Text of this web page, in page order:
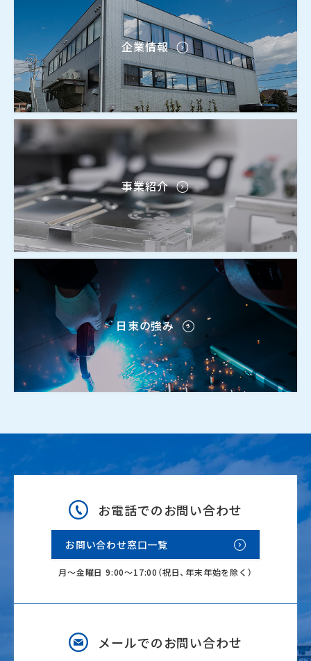
企業情報
事業紹介
日東の強み
お電話でのお問い合わせ
お問い合わせ窓口一覧
月～金曜日 9:00～17:00（祝日、年末年始を除く）
メールでのお問い合わせ